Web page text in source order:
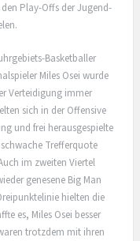
Play-Offs der Jugend-
Basketballer
Miles Osei wurde
Verteidigung immer
sich in der Offensive
und frei herausgespielte
Trefferquote
im zweiten Viertel
genesene Big Man
hielten die
es, Miles Osei besser
trotzdem mit ihren